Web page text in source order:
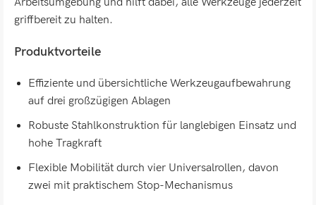
griffbereit zu halten.
Produktvorteile
Effiziente und übersichtliche Werkzeugaufbewahrung
auf drei großzügigen Ablagen
Robuste Stahlkonstruktion für langlebigen Einsatz und
hohe Tragkraft
Flexible Mobilität durch vier Universalrollen, davon
zwei mit praktischem Stop-Mechanismus